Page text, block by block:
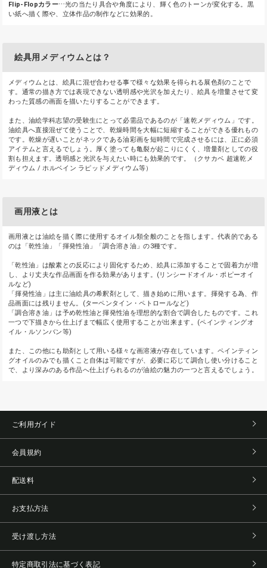
Flip-Flopカラー⋯光の当たり具合や角度により、輝く色のトーンが変化する。黒
い紙へ描く際や、立体作品の制作などに効果的。
絵具用メディウムとは？
メディウムとは、絵具に混ぜ合わせる事で様々な効果を得られる展色剤のことで
す。通常の描き方では表現できない透明感や光沢を加えたり、絵具を増量させて変
わった質感の画面を描いたりすることができます。
また、油絵学科志望の受験生にとって必需品であるのが「速乾メディウム」です。
油絵具へ直接混ぜて使うことで、乾燥時間を大幅に短縮することができる優れもの
です。乾燥が遅いことがネックである油彩画を短時間で完成させるには、正に必須
アイテムと言えるでしょう。厚く塗っても亀裂が起こりにくく、増量剤としての役
割も担えます。透明感と光沢を与えたい時にも効果的です。（クサカベ 超速乾メ
ディウム / ホルベイン ラピッドメディウム等）
画用液とは
画用液とは油絵を描く際に使用するオイル類全般のことを指します。代表的である
のは「乾性油」「揮発性油」「調合溶き油」の3種です。
「乾性油」は酸素との反応により固化するため、絵具に添加することで固着力が増
し、より丈夫な作品画面を作る効果があります。(リンシードオイル・ポピーオイ
ルなど)
「揮発性油」は主に油絵具の希釈剤として、描き始めに用います。揮発する為、作
品画面には残りません。(ターペンタイン・ペトロールなど)
「調合溶き油」は予め乾性油と揮発性油を理想的な割合で調合したものです。これ
一つで下描きから仕上げまで幅広く使用することが出来ます。(ペインティングオ
イル・ルソンバン等)
また、この他にも助剤として用いる様々な画溶液が存在しています。ペインティン
グオイルのみでも描くこと自体は可能ですが、必要に応じて調合し使い分けること
で、より深みのある作品へ仕上げられるのが油絵の魅力の一つと言えるでしょう。
ご利用ガイド
会員規約
配送料
お支払方法
受け渡し方法
特定商取引法に基づく表記